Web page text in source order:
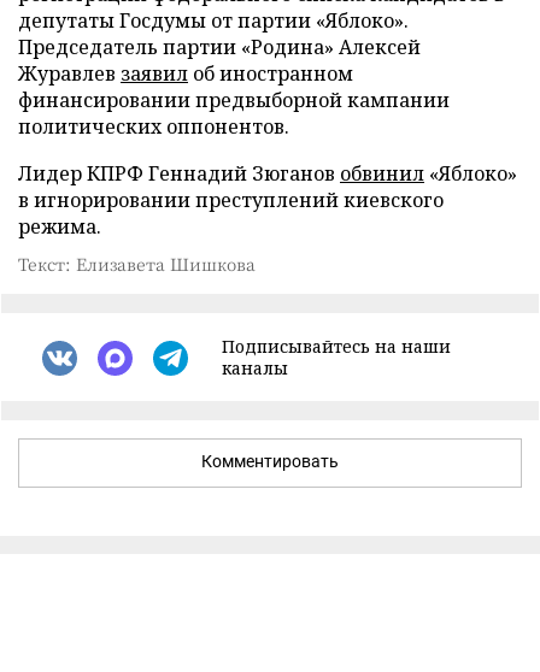
депутаты Госдумы от партии «Яблоко».
Председатель партии «Родина» Алексей
Журавлев заявил об иностранном
финансировании предвыборной кампании
политических оппонентов.
Лидер КПРФ Геннадий Зюганов обвинил «Яблоко»
в игнорировании преступлений киевского
режима.
Текст: Елизавета Шишкова
Подписывайтесь на наши
каналы
Комментировать